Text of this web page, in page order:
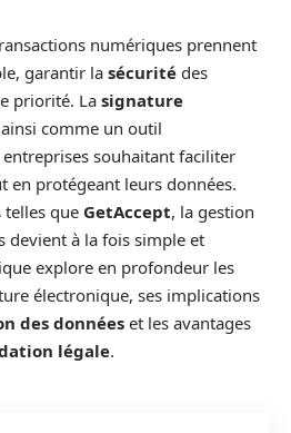
numériques prennent
garantir la sécurité des
priorité. La signature
ainsi comme un outil
souhaitant faciliter
en protégeant leurs données.
telles que GetAccept, la gestion
devient à la fois simple et
explore en profondeur les
électronique, ses implications
des données et les avantages
légale.